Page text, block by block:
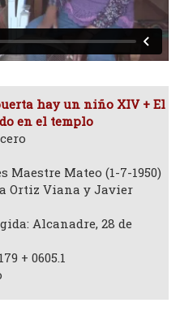
hay un niño XIV + El
en el templo
Maestre Mateo (1-7-1950)
Ortiz Viana y Javier
Alcanadre, 28 de
+ 0605.1